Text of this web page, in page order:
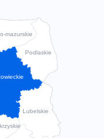
Lubelskie
Podlaskie
mazurskie